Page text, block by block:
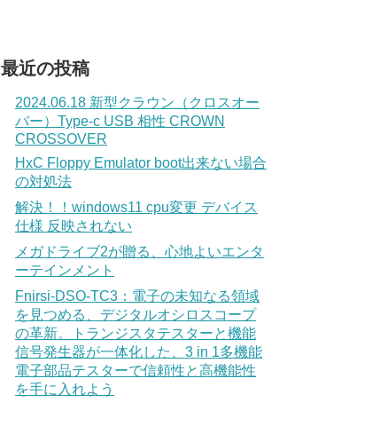
最近の投稿
2024.06.18 新型クラウン（クロスオー
バー）Type-c USB 相性 CROWN
CROSSOVER
HxC Floppy Emulator boot出来ない場合
の対処法
解決！！windows11 cpu変更 デバイス
仕様 反映されない
メガドライブ2が贈る、心地よいエンタ
ーテインメント
Fnirsi-DSO-TC3：電子の未知なる領域
を見つめる、デジタルオシロスコープ
の革新。トランジスタテスターと機能
信号発生器が一体化した、3 in 1多機能
電子部品テスターで信頼性と高機能性
を手に入れよう